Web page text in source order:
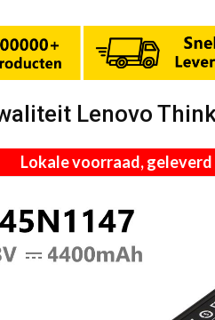
Lenovo
Lokale voorraad,